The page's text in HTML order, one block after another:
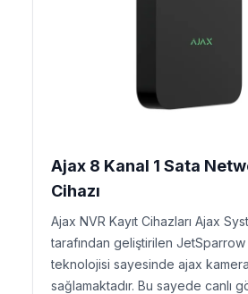
Ajax 8 Kanal 1 Sata
Cihazı
Ajax NVR Kayıt Cihazları Ajax
tarafından geliştirilen
teknolojisi sayesinde ajax
sağlamaktadır. Bu sayede canlı